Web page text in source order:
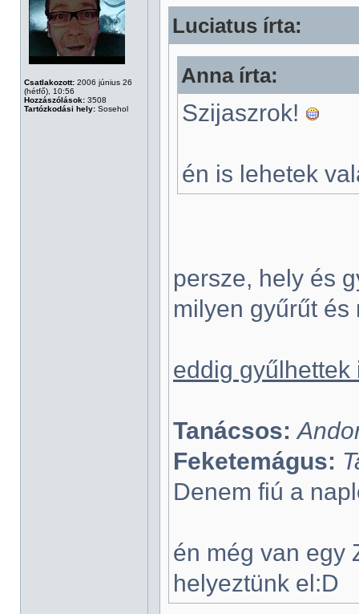
Csatlakozott: 2006 június 26
(hétfő), 10:56
Hozzászólások: 3508
Tartózkodási hely: Sosehol
Luciatus írta:
Anna írta:
Szijaszrok!
én is lehetek
persze, hely és
milyen gyűrűt
eddig gyűlhettek
Tanácsos:
Feketemágus:
Denem fiú a
én még van egy
helyeztünk el:D